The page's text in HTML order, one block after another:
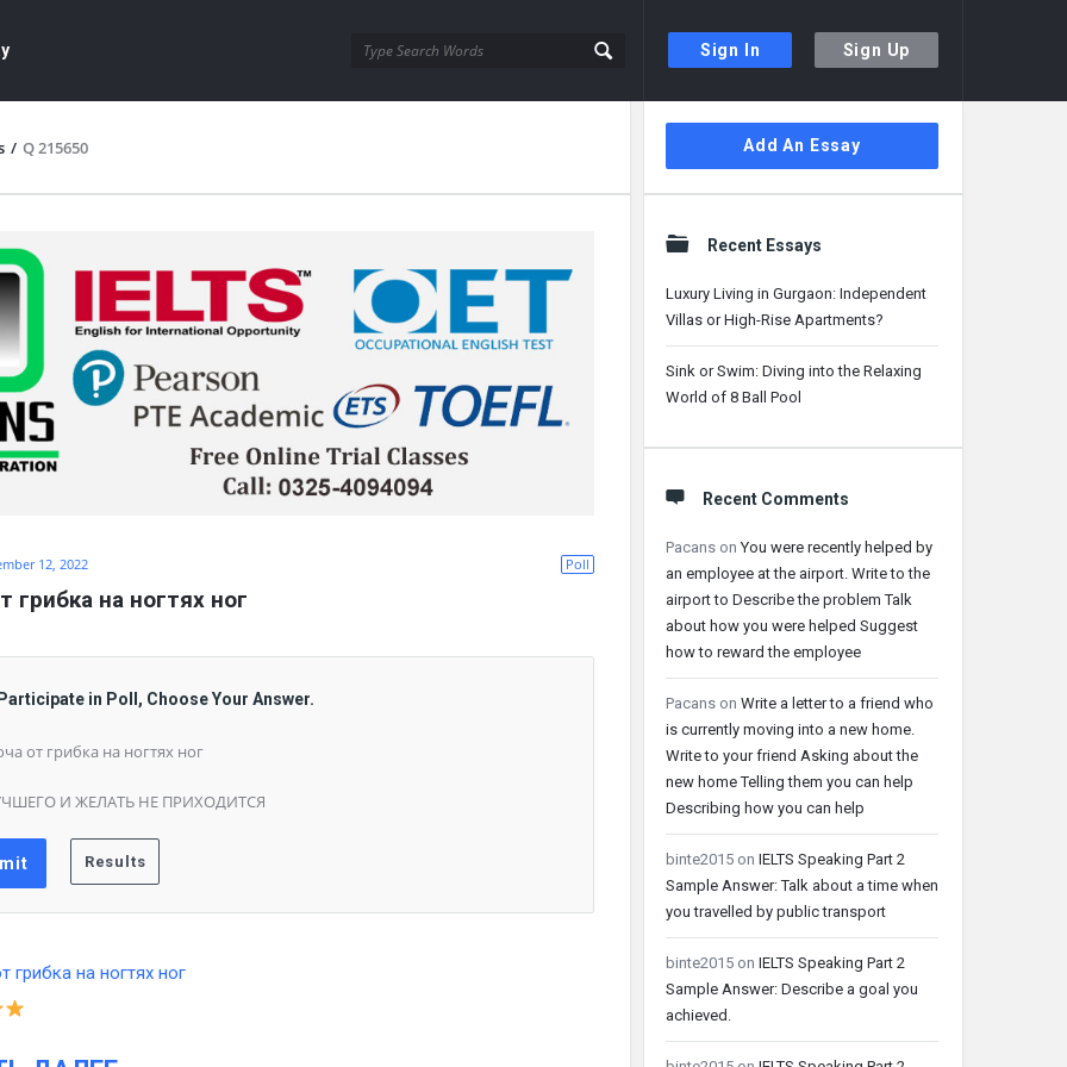
Sign In Sign Up
/ Q 215650
Poll
12, 2022
грибка на ногтях ног
in Poll, Choose Your Answer.
от грибка на ногтях ног
И ЖЕЛАТЬ НЕ ПРИХОДИТСЯ
Sidebar
Add An Essay
Recent Essays
Luxury Living in Gurgaon: Independent
Villas or High-Rise Apartments?
Sink or Swim: Diving into the Relaxing
World of 8 Ball Pool
Recent Comments
Pacans onYou were recently helped by
an employee at the airport. Write to the
airport to Describe the problem Talk
about how you were helped Suggest
how to reward the employee
Pacans on Write a letter to a friend who
is currently moving into a new home.
Write to your friend Asking about the
new home Telling them you can help
Describing how you can help
binte2015 on IELTS Speaking Part 2
Sample Answer: Talk about a time when
you travelled by public transport
binte2015 on IELTS Speaking Part 2
Sample Answer: Describe a goal you
achieved.